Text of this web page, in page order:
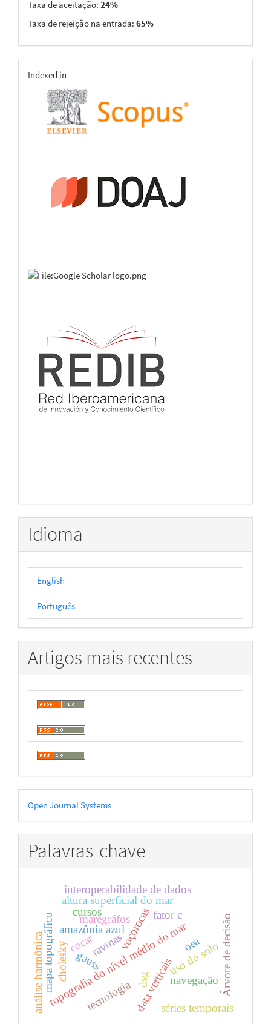
Taxa de aceitação: 24%
Taxa de rejeição na entrada: 65%
indexing
Indexed in
Idioma
English
Português
Artigos mais recentes
Desenvolvido
por
Open Journal Systems
Palavras-chave
data verticais
topografia do nível médio do mar
amazônia azulvoçorocas
ravinas uso do soloÁrvore de decisão
altura superficial do mar
interoperabilidade de dados
mapa topográfico
análise harmônica séries temporais
maregráfos
navegação
cocar
dsg
fator c
gauss
cholesky
tecnologia
oea
cursos